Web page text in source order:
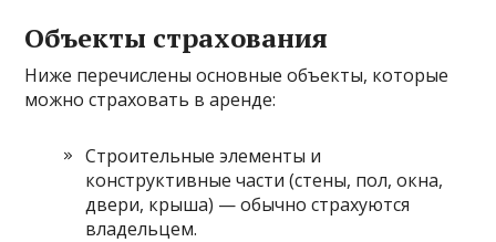
Объекты страхования
Ниже перечислены основные объекты, которые
можно страховать в аренде:
Строительные элементы и
конструктивные части (стены, пол, окна,
двери, крыша) — обычно страхуются
владельцем.